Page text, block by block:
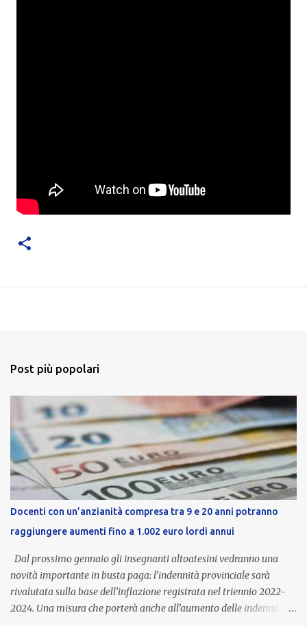
Post più popolari
Docenti con un’anzianità compresa tra 9 e 20 anni potranno
raggiungere aumenti fino a 1.002 euro lordi annui
Dal prossimo gennaio gli insegnanti altoatesini vedranno una
novità importante in busta paga: l’indennità provinciale sarà
rivalutata sulla base dell’inflazione registrata nel triennio 2022-
2024. Una misura che porterà anche all’aumento delle indennità di